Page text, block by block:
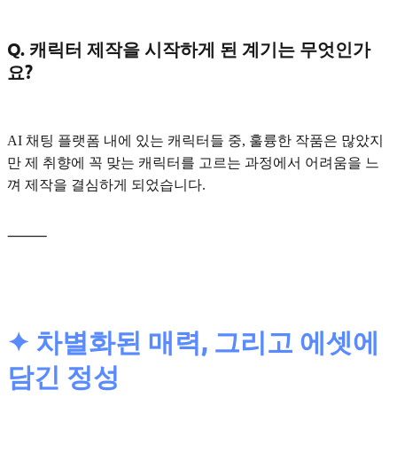
Q. 캐릭터 제작을 시작하게 된 계기는 무엇인가
요?
AI 채팅 플랫폼 내에 있는 캐릭터들 중, 훌륭한 작품은 많았지
만 제 취향에 꼭 맞는 캐릭터를 고르는 과정에서 어려움을 느
껴 제작을 결심하게 되었습니다.
⸻
✦ 차별화된 매력, 그리고 에셋에
담긴 정성